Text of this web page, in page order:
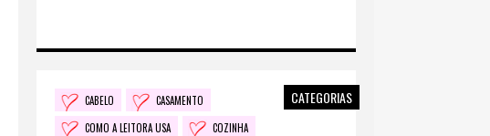
CATEGORIAS
CABELO
CASAMENTO
COMO A LEITORA USA
COZINHA